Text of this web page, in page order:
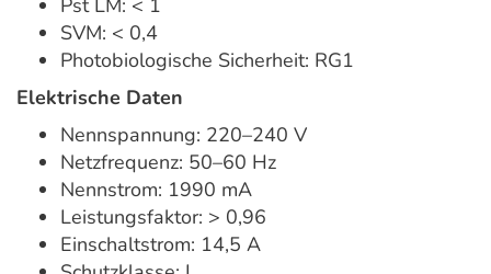
Pst LM: < 1
SVM: < 0,4
Photobiologische Sicherheit: RG1
Elektrische Daten
Nennspannung: 220–240 V
Netzfrequenz: 50–60 Hz
Nennstrom: 1990 mA
Leistungsfaktor: > 0,96
Einschaltstrom: 14,5 A